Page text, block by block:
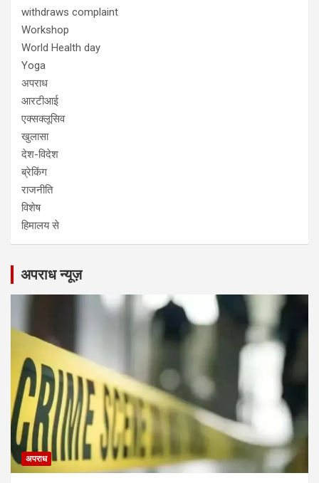
withdraws complaint
Workshop
World Health day
Yoga
अपराध
आरटीआई
एक्सक्लूसिव
खुलासा
देश-विदेश
ब्रेकिंग
राजनीति
विशेष
हिमालय से
अपराध न्यूज़
अपराध